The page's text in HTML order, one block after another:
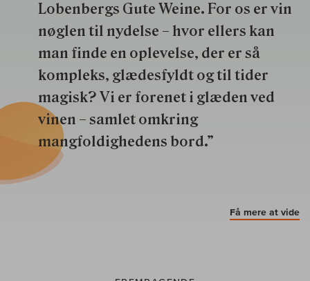
Lobenbergs Gute Weine. For os er vin
nøglen til nydelse – hvor ellers kan
man finde en oplevelse, der er så
kompleks, glædesfyldt og til tider
magisk? Vi er forenet i glæden ved
vinen – samlet omkring
mangfoldighedens bord.”
Få mere at vide